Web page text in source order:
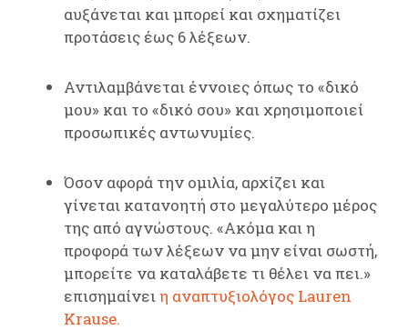
αυξάνεται και μπορεί και σχηματίζει
προτάσεις έως 6 λέξεων.
Αντιλαμβάνεται έννοιες όπως το «δικό
μου» και το «δικό σου» και χρησιμοποιεί
προσωπικές αντωνυμίες.
Όσον αφορά την ομιλία, αρχίζει και
γίνεται κατανοητή στο μεγαλύτερο μέρος
της από αγνώστους. «Ακόμα και η
προφορά των λέξεων να μην είναι σωστή,
μπορείτε να καταλάβετε τι θέλει να πει.»
επισημαίνειη αναπτυξιολόγος Lauren
Krause.